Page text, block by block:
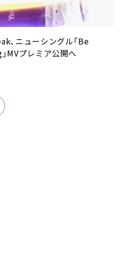
、ニューシングル「Be
MVプレミア公開へ